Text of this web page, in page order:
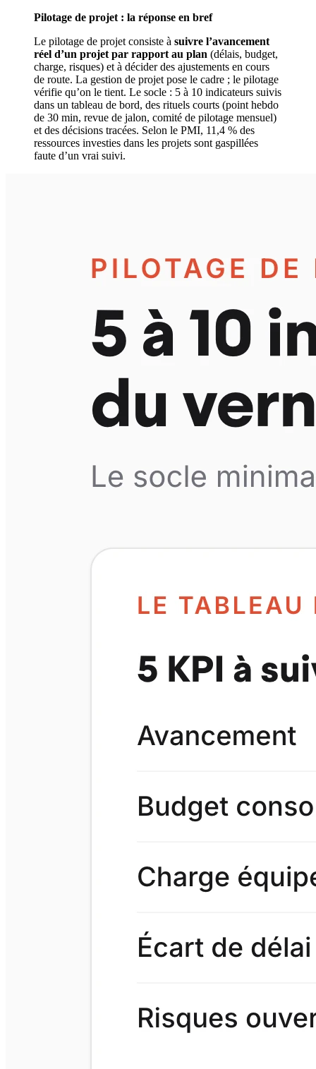
Pilotage de projet : la réponse en bref
Le pilotage de projet consiste à suivre l’avancement
réel d’un projet par rapport au plan (délais, budget,
charge, risques) et à décider des ajustements en cours
de route. La gestion de projet pose le cadre ; le pilotage
vérifie qu’on le tient. Le socle : 5 à 10 indicateurs suivis
dans un tableau de bord, des rituels courts (point hebdo
de 30 min, revue de jalon, comité de pilotage mensuel)
et des décisions tracées. Selon le PMI, 11,4 % des
ressources investies dans les projets sont gaspillées
faute d’un vrai suivi.